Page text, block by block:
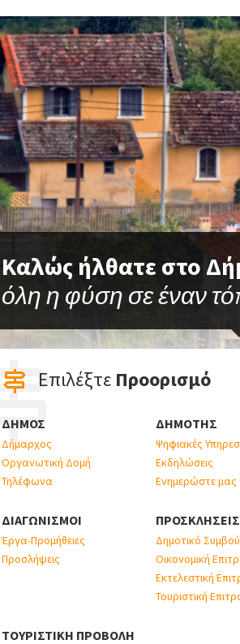
Καλώς ήλθατε στο
όλη η φύση σε έναν
Επιλέξτε Προορισμό
ΔΗΜΟΣ
Δήμαρχος
Οργανωτική Δομή
Τηλέφωνα
ΔΗΜΟΤΗΣ
Ψηφιακές
Εκδηλώσεις
Ενημερώστε μας
ΔΙΑΓΩΝΙΣΜΟΙ
Έργα-Προμήθειες
Προσλήψεις
ΠΡΟΣΚΛΗΣΕΙΣ
Δημοτικό
Οικονομική
Εκτελεστική
Τουριστική
ΤΟΥΡΙΣΤΙΚΗ ΠΡΟΒΟΛΗ